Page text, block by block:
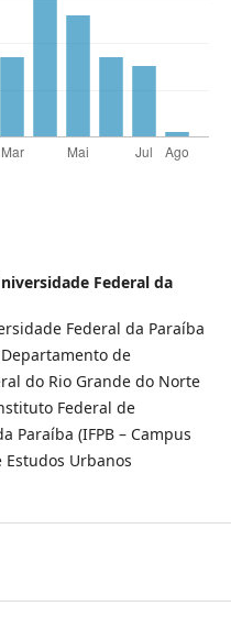
Federal da
Federal da Paraíba
de
do Rio Grande do Norte
Federal de
Paraíba (IFPB – Campus
Urbanos